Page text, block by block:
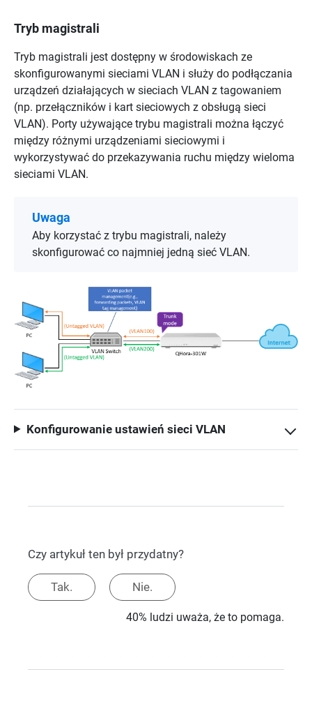
Tryb magistrali
Tryb magistrali jest dostępny w środowiskach ze
skonfigurowanymi sieciami VLAN i służy do podłączania
urządzeń działających w sieciach VLAN z tagowaniem
(np. przełączników i kart sieciowych z obsługą sieci
VLAN). Porty używające trybu magistrali można łączyć
między różnymi urządzeniami sieciowymi i
wykorzystywać do przekazywania ruchu między wieloma
sieciami VLAN.
Uwaga
Aby korzystać z trybu magistrali, należy
skonfigurować co najmniej jedną sieć VLAN.
Konfigurowanie ustawień sieci VLAN
Czy artykuł ten był przydatny?
Tak. Nie.
40% ludzi uważa, że to pomaga.